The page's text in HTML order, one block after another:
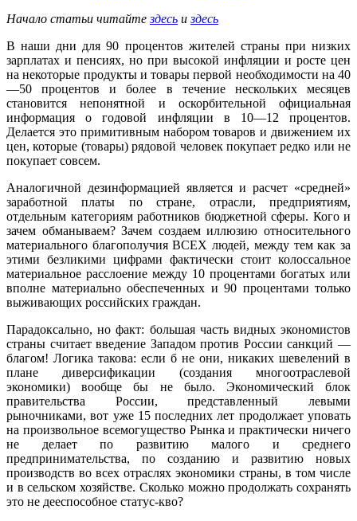
Начало статьи читайтездесь издесь
В наши дни для 90 процентов жителей страны при низких
зарплатах и пенсиях, но при высокой инфляции и росте цен
на некоторые продукты и товары первой необходимости на 40
—50 процентов и более в течение нескольких месяцев
становится непонятной и оскорбительной официальная
информация о годовой инфляции в 10—12 процентов.
Делается это примитивным набором товаров и движением их
цен, которые (товары) рядовой человек покупает редко или не
покупает совсем.
Аналогичной дезинформацией является и расчет «средней»
заработной платы по стране, отрасли, предприятиям,
отдельным категориям работников бюджетной сферы. Кого и
зачем обманываем? Зачем создаем иллюзию относительного
материального благополучия ВСЕХ людей, между тем как за
этими безликими цифрами фактически стоит колоссальное
материальное расслоение между 10 процентами богатых или
вполне материально обеспеченных и 90 процентами только
выживающих российских граждан.
Парадоксально, но факт: большая часть видных экономистов
страны считает введение Западом против России санкций —
благом! Логика такова: если б не они, никаких шевелений в
плане диверсификации (создания многоотраслевой
экономики) вообще бы не было. Экономический блок
правительства России, представленный левыми
рыночниками, вот уже 15 последних лет продолжает уповать
на произвольное всемогущество Рынка и практически ничего
не делает по развитию малого и среднего
предпринимательства, по созданию и развитию новых
производств во всех отраслях экономики страны, в том числе
и в сельском хозяйстве. Сколько можно продолжать сохранять
это не дееспособное статус-кво?